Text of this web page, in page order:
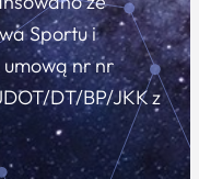
Sportu i
umową nr nr
DT/BP/JKK z